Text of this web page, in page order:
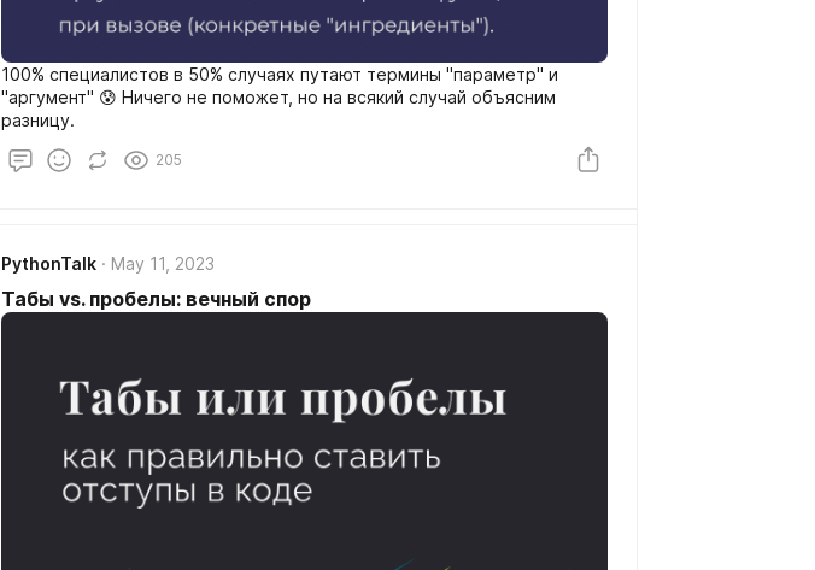
100% специалистов в 50% случаях путают термины "параметр" и
"аргумент" 😰 Ничего не поможет, но на всякий случай объясним
разницу.
205
PythonTalk May 11, 2023
Табы vs. пробелы: вечный спор